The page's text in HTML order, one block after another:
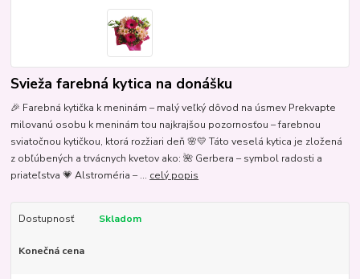
Svieža farebná kytica na donášku
🎉 Farebná kytička k meninám – malý veľký dôvod na úsmev Prekvapte
milovanú osobu k meninám tou najkrajšou pozornosťou – farebnou
sviatočnou kytičkou, ktorá rozžiari deň 🌸💛 Táto veselá kytica je zložená
z obľúbených a trvácnych kvetov ako: 🌺 Gerbera – symbol radosti a
priateľstva 💗 Alstroméria – ... celý popis
Dostupnosť Skladom
Konečná cena